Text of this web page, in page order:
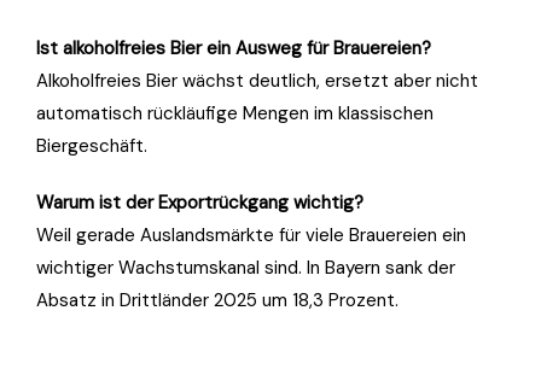
Ist alkoholfreies Bier ein Ausweg für Brauereien?
Alkoholfreies Bier wächst deutlich, ersetzt aber nicht
automatisch rückläufige Mengen im klassischen
Biergeschäft.
Warum ist der Exportrückgang wichtig?
Weil gerade Auslandsmärkte für viele Brauereien ein
wichtiger Wachstumskanal sind. In Bayern sank der
Absatz in Drittländer 2025 um 18,3 Prozent.